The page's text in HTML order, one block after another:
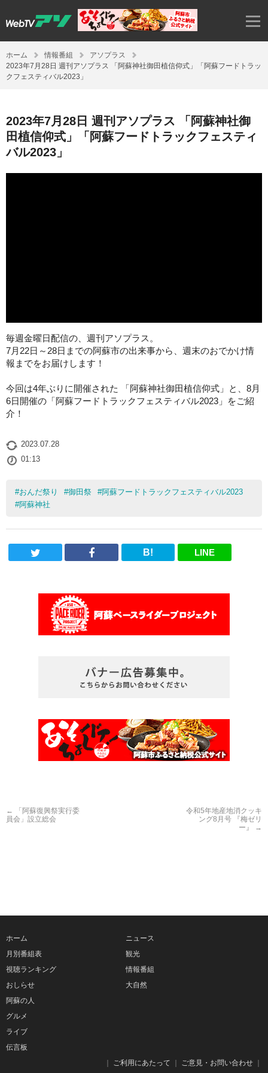
ホーム 情報番組
アソプラス
2023年7月28日 週刊アソプラス 「阿蘇神社御田植信仰式」「阿蘇フードトラッ
クフェスティバル2023」
2023年7月28日 週刊アソプラス 「阿蘇神社御
田植信仰式」「阿蘇フードトラックフェスティ
バル2023」
毎週金曜日配信の、週刊アソプラス。
7月22日～28日までの阿蘇市の出来事から、週末のおでかけ情
報までをお届けします！
今回は4年ぶりに開催された 「阿蘇神社御田植信仰式」と、8月
6日開催の「阿蘇フードトラックフェスティバル2023」をご紹
介！
2023.07.28
01:13
#おんだ祭り #御田祭 #阿蘇フードトラックフェスティバル2023
#阿蘇神社
B! LINE
←
「阿蘇復興祭実行委
員会」設立総会
令和5年地産地消クッキ
ング8月号 『梅ゼリ
ー』
→
ホーム
月別番組表
視聴ランキング
おしらせ
ニュース
観光
情報番組
大自然
阿蘇の人
グルメ
ライブ
伝言板
ご利用にあたって ご意見・お問い合わせ